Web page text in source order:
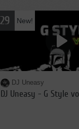
29 New!
DJ Uneasy
DJ Uneasy - G Style